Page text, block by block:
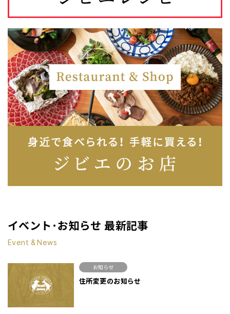
イベント･お知らせ 最新記事
Event & News
お知らせ
住所変更のお知らせ